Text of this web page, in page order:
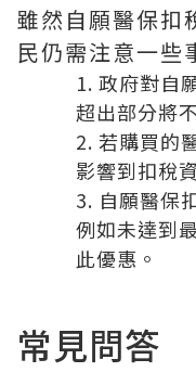
雖然自願醫保扣
民仍需注意一些
政府對自
超出部分將
若購買的
影響到扣稅
自願醫保
例如未達到
此優惠。
常見問答